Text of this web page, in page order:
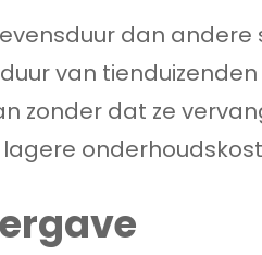
dan andere
van
zonder dat ze